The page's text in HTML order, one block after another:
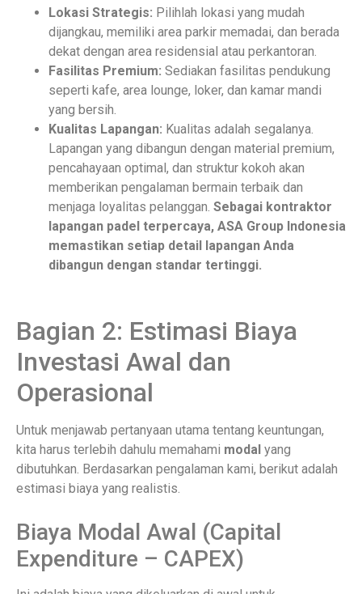
Lokasi Strategis: Pilihlah lokasi yang mudah
dijangkau, memiliki area parkir memadai, dan berada
dekat dengan area residensial atau perkantoran.
Fasilitas Premium: Sediakan fasilitas pendukung
seperti kafe, area lounge, loker, dan kamar mandi
yang bersih.
Kualitas Lapangan: Kualitas adalah segalanya.
Lapangan yang dibangun dengan material premium,
pencahayaan optimal, dan struktur kokoh akan
memberikan pengalaman bermain terbaik dan
menjaga loyalitas pelanggan. Sebagai kontraktor
lapangan padel terpercaya, ASA Group Indonesia
memastikan setiap detail lapangan Anda
dibangun dengan standar tertinggi.
Bagian 2: Estimasi Biaya
Investasi Awal dan
Operasional
Untuk menjawab pertanyaan utama tentang keuntungan,
kita harus terlebih dahulu memahami modal yang
dibutuhkan. Berdasarkan pengalaman kami, berikut adalah
estimasi biaya yang realistis.
Biaya Modal Awal (Capital
Expenditure – CAPEX)